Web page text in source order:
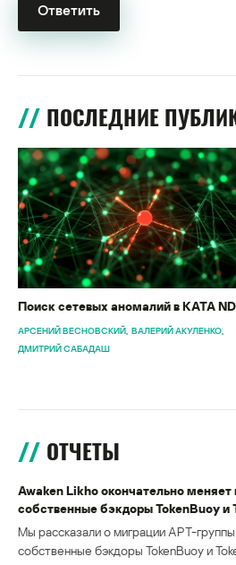
ПОСЛЕДНИЕ
Поиск сетевых аномалий в KATA
АРСЕНИЙ ВЕСНОВСКИЙ ВАЛЕРИЙ АКУЛЕНКО
ДМИТРИЙ САБАДАШ
ОТЧЕТЫ
Awaken Likho окончательно меняет
собственные бэкдоры TokenBuoy и
Мы рассказали о миграции APT-
собственные бэкдоры TokenBuoy и